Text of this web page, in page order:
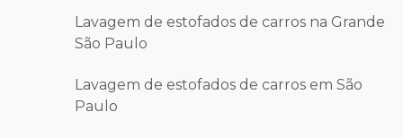
Lavagem de estofados de carros na Grande
São Paulo
Lavagem de estofados de carros em São
Paulo